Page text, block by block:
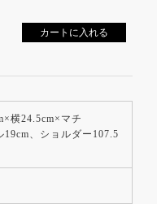
カートに入れる
横24.5cm×マチ
19cm、ショルダー107.5